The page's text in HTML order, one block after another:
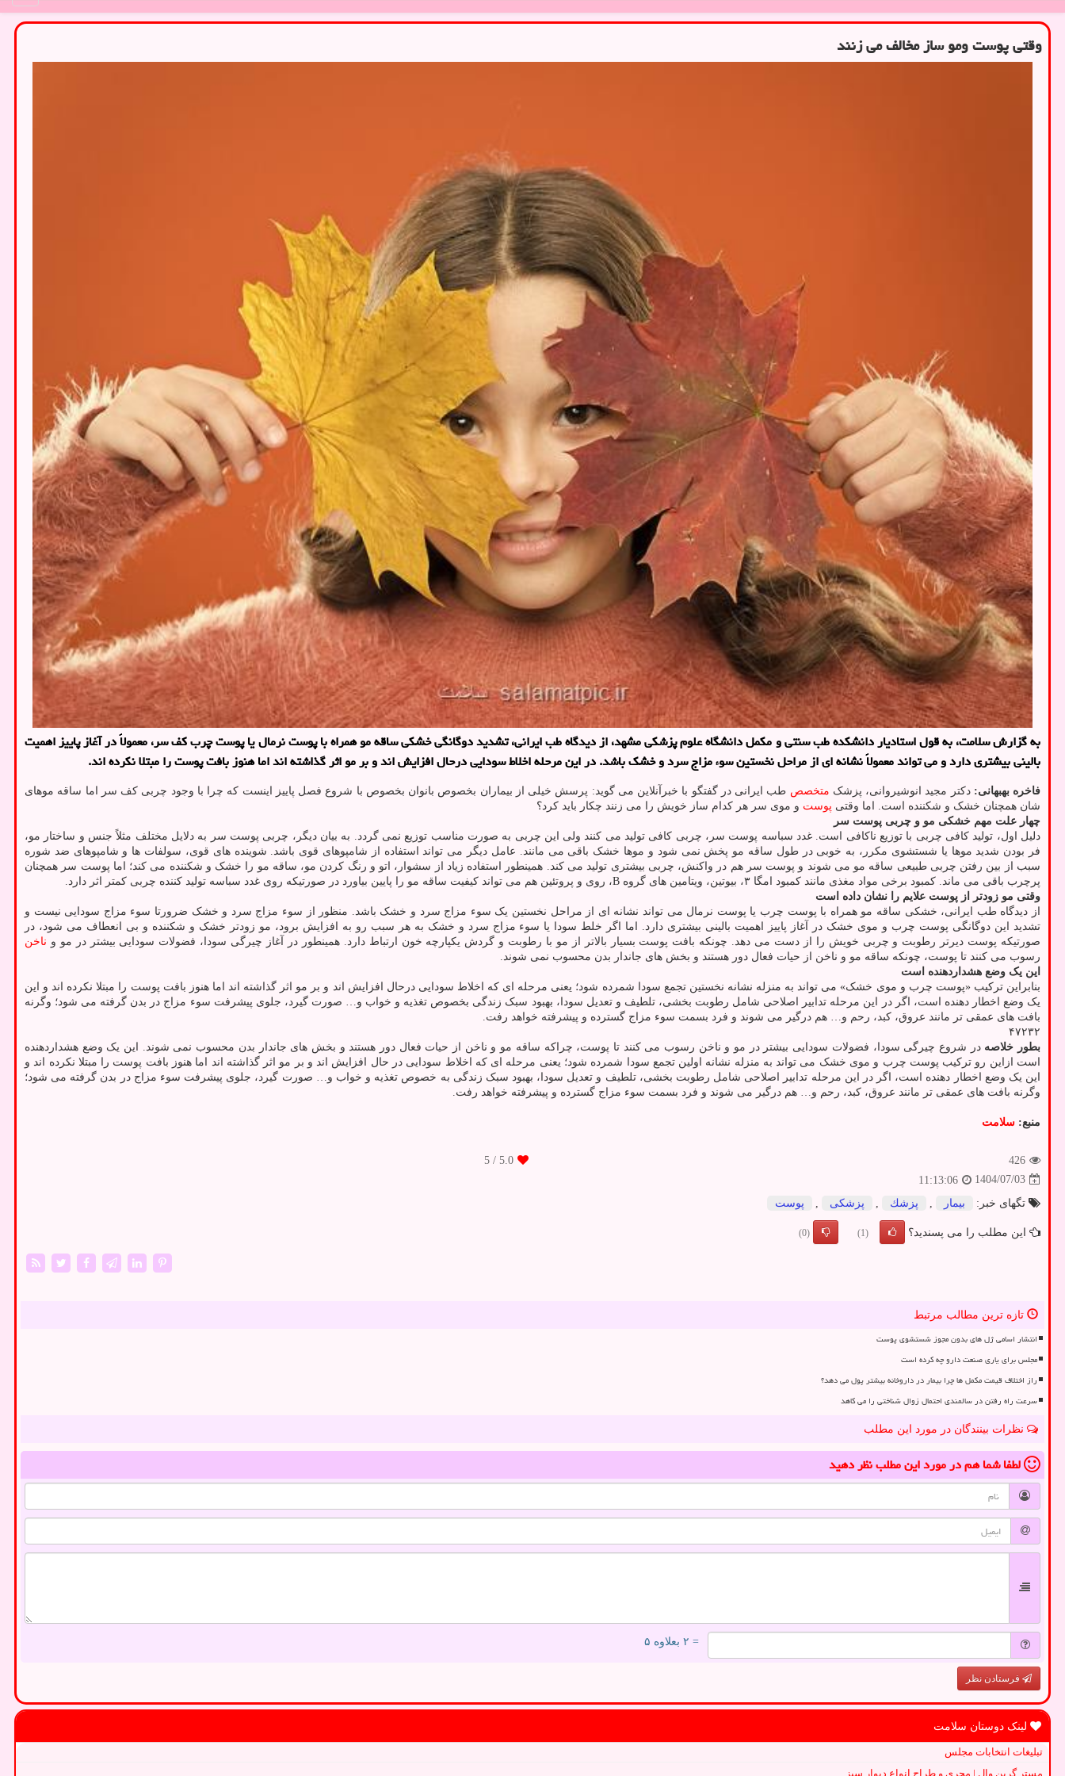
وقتی پوست ومو ساز مخالف می زنند
به گزارش سلامت، به قول استادیار دانشکده طب سنتی و مکمل دانشگاه علوم پزشکی مشهد، از دیدگاه طب ایرانی، تشدید دوگانگی خشکی ساقه مو همراه با پوست نرمال یا پوست چرب کف سر، معمولاً در آغاز پاییز اهمیت
بالینی بیشتری دارد و می تواند معمولاً نشانه ای از مراحل نخستین سوء مزاج سرد و خشک باشد. در این مرحله اخلاط سودایی درحال افزایش اند و بر مو اثر گذاشته اند اما هنوز بافت پوست را مبتلا نکرده اند.
فاخره بهبهانی:دکتر مجید انوشیروانی، پزشک متخصص طب ایرانی در گفتگو با خبرآنلاین می گوید: پرسش خیلی از بیماران بخصوص بانوان بخصوص با شروع فصل پاییز اینست که چرا با وجود چربی کف سر اما ساقه موهای
شان همچنان خشک و شکننده است. اما وقتی پوست و موی سر هر کدام ساز خویش را می زنند چکار باید کرد؟
چهار علت مهم خشکی مو و چربی پوست سر
دلیل اول، تولید کافی چربی با توزیع ناکافی است. غدد سباسه پوست سر، چربی کافی تولید می کنند ولی این چربی به صورت مناسب توزیع نمی گردد. به بیان دیگر، چربی پوست سر به دلایل مختلف مثلاً جنس و ساختار مو،
فر بودن شدید موها یا شستشوی مکرر، به خوبی در طول ساقه مو پخش نمی شود و موها خشک باقی می مانند. عامل دیگر می تواند استفاده از شامپوهای قوی باشد. شوینده های قوی، سولفات ها و شامپوهای ضد شوره
سبب از بین رفتن چربی طبیعی ساقه مو می شوند و پوست سر هم در واکنش، چربی بیشتری تولید می کند. همینطور استفاده زیاد از سشوار، اتو و رنگ کردن مو، ساقه مو را خشک و شکننده می کند؛ اما پوست سر همچنان
پرچرب باقی می ماند. کمبود برخی مواد مغذی مانند کمبود امگا ۳، بیوتین، ویتامین های گروه B، روی و پروتئین هم می تواند کیفیت ساقه مو را پایین بیاورد در صورتیکه روی غدد سباسه تولید کننده چربی کمتر اثر دارد.
وقتی مو زودتر از پوست علایم را نشان داده است
از دیدگاه طب ایرانی، خشکی ساقه مو همراه با پوست چرب یا پوست نرمال می تواند نشانه ای از مراحل نخستین یک سوء مزاج سرد و خشک باشد. منظور از سوء مزاج سرد و خشک ضرورتا سوء مزاج سودایی نیست و
تشدید این دوگانگی پوست چرب و موی خشک در آغاز پاییز اهمیت بالینی بیشتری دارد. اما اگر خلط سودا یا سوء مزاج سرد و خشک به هر سبب رو به افزایش برود، مو زودتر خشک و شکننده و بی انعطاف می شود، در
صورتیکه پوست دیرتر رطوبت و چربی خویش را از دست می دهد. چونکه بافت پوست بسیار بالاتر از مو با رطوبت و گردش یکپارچه خون ارتباط دارد. همینطور در آغاز چیرگی سودا، فضولات سودایی بیشتر در مو و ناخن
رسوب می کنند تا پوست، چونکه ساقه مو و ناخن از حیات فعال دور هستند و بخش های جاندار بدن محسوب نمی شوند.
این یک وضع هشداردهنده است
بنابراین ترکیب «پوست چرب و موی خشک» می تواند به منزله نشانه نخستین تجمع سودا شمرده شود؛ یعنی مرحله ای که اخلاط سودایی درحال افزایش اند و بر مو اثر گذاشته اند اما هنوز بافت پوست را مبتلا نکرده اند و این
یک وضع اخطار دهنده است، اگر در این مرحله تدابیر اصلاحی شامل رطوبت بخشی، تلطیف و تعدیل سودا، بهبود سبک زندگی بخصوص تغذیه و خواب و… صورت گیرد، جلوی پیشرفت سوء مزاج در بدن گرفته می شود؛ وگرنه
بافت های عمقی تر مانند عروق، کبد، رحم و… هم درگیر می شوند و فرد بسمت سوء مزاج گسترده و پیشرفته خواهد رفت.
۴۷۲۳۲
بطور خلاصه در شروع چیرگی سودا، فضولات سودایی بیشتر در مو و ناخن رسوب می کنند تا پوست، چراکه ساقه مو و ناخن از حیات فعال دور هستند و بخش های جاندار بدن محسوب نمی شوند. این یک وضع هشداردهنده
است ازاین رو ترکیب پوست چرب و موی خشک می تواند به منزله نشانه اولین تجمع سودا شمرده شود؛ یعنی مرحله ای که اخلاط سودایی در حال افزایش اند و بر مو اثر گذاشته اند اما هنوز بافت پوست را مبتلا نکرده اند و
این یک وضع اخطار دهنده است، اگر در این مرحله تدابیر اصلاحی شامل رطوبت بخشی، تلطیف و تعدیل سودا، بهبود سبک زندگی به خصوص تغذیه و خواب و… صورت گیرد، جلوی پیشرفت سوء مزاج در بدن گرفته می شود؛
وگرنه بافت های عمقی تر مانند عروق، کبد، رحم و… هم درگیر می شوند و فرد بسمت سوء مزاج گسترده و پیشرفته خواهد رفت.
منبع: سلامت
426
5.0
/ 5
1404/07/03
11:13:06
تگهای خبر:
بیمار , پزشك , پزشكی , پوست
این مطلب را می پسندید؟ (1)
(0)
تازه ترین مطالب مرتبط
انتشار اسامی ژل های بدون مجوز شستشوی پوست
مجلس برای یاری صنعت دارو چه کرده است
راز اختلاف قیمت مکمل ها چرا بیمار در داروخانه بیشتر پول می دهد؟
سرعت راه رفتن در سالمندی احتمال زوال شناختی را می کاهد
نظرات بینندگان در مورد این مطلب
لطفا شما همدر مورد این مطلبنظر دهید
= ۲ بعلاوه ۵
فرستادن نظر
لینک دوستان سلامت
تبلیغات انتخابات مجلس
مستر گرین وال | مجری و طراح انواع دیوار سبز